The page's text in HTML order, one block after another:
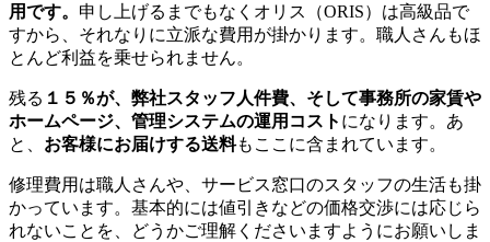
用です。 申し上げるまでもなくオリス（ORIS）は高級品で
すから、それなりに立派な費用が掛かります。職人さんもほ
とんど利益を乗せられません。
残る １５％が、弊社スタッフ人件費、そして事務所の家賃や
ホームページ、管理システムの運用コスト になります。あ
と、 お客様にお届けする送料もここに含まれています。
修理費用は職人さんや、サービス窓口のスタッフの生活も掛
かっています。基本的には値引きなどの価格交渉には応じら
れないことを、どうかご理解くださいますようにお願いしま